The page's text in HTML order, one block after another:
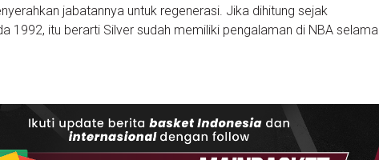
jabatannya untuk regenerasi. Jika dihitung sejak
1992, itu berarti Silver sudah memiliki pengalaman di NBA selama